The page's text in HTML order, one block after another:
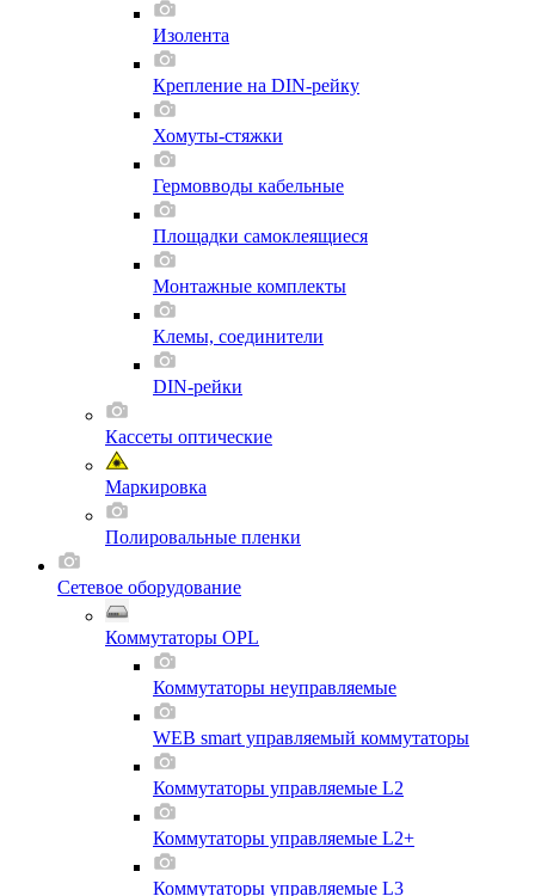
Изолента
Крепление на DIN-рейку
Хомуты-стяжки
Гермовводы кабельные
Площадки самоклеящиеся
Монтажные комплекты
Клемы, соединители
DIN-рейки
Кассеты оптические
Маркировка
Полировальные пленки
Сетевое оборудование
Коммутаторы OPL
Коммутаторы неуправляемые
WEB smart управляемый коммутаторы
Коммутаторы управляемые L2
Коммутаторы управляемые L2+
Коммутаторы управляемые L3